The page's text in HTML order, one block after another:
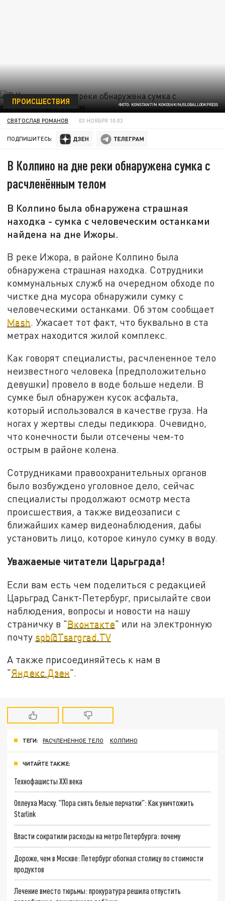
ФОТО: KONSTANTIN KOKOSHKIN/GLOBALLOOKPRESS
ПРОИСШЕСТВИЯ
СВЯТОСЛАВ РОМАНОВ 03 НОЯБРЯ 10:03
ПОДПИШИТЕСЬ:
В Колпино на дне реки обнаружена сумка с
расчленённым телом
В Колпино была обнаружена страшная
находка - сумка с человеческим останками
найдена на дне Ижоры.
В реке Ижора, в районе Колпино была
обнаружена страшная находка. Сотрудники
коммунальных служб на очередном обходе по
чистке дна мусора обнаружили сумку с
человеческими останками. Об этом сообщает
Mash. Ужасает тот факт, что буквально в ста
метрах находится жилой комплекс.
Как говорят специалисты, расчлененное тело
неизвестного человека (предположительно
девушки) провело в воде больше недели. В
сумке был обнаружен кусок асфальта,
который использовался в качестве груза. На
ногах у жертвы следы педикюра. Очевидно,
что конечности были отсечены чем-то
острым в районе колена.
Сотрудниками правоохранительных органов
было возбуждено уголовное дело, сейчас
специалисты продолжают осмотр места
происшествия, а также видеозаписи с
ближайших камер видеонаблюдения, дабы
установить лицо, которое кинуло сумку в воду.
Уважаемые читатели Царьграда!
Если вам есть чем поделиться с редакцией
Царьград Санкт-Петербург, присылайте свои
наблюдения, вопросы и новости на нашу
страничку в "Вконтакте" или на электронную
почту spb@Tsargrad.TV
А также присоединяйтесь к нам в
"Яндекс.Дзен".
ТЕГИ: РАСЧЛЕНЕННОЕ ТЕЛО КОЛПИНО
ЧИТАЙТЕ ТАКЖЕ:
Технофашисты XXI века
Оплеуха Маску. "Пора снять белые перчатки": Как уничтожить
Starlink
Власти сократили расходы на метро Петербурга: почему
Дороже, чем в Москве: Петербург обогнал столицу по стоимости
продуктов
Лечение вместо тюрьмы: прокуратура решила отпустить